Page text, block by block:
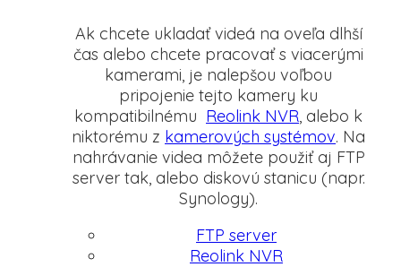
Ak chcete ukladať videá na oveľa dlhší
čas alebo chcete pracovať s viacerými
kamerami, je nalepšou voľbou
pripojenie tejto kamery ku
kompatibilnému Reolink NVR, alebo k
niktorému z kamerových systémov. Na
nahrávanie videa môžete použiť aj FTP
server tak, alebo diskovú stanicu (napr.
Synology).
FTP server
Reolink NVR